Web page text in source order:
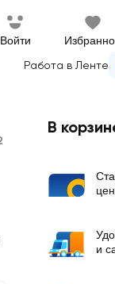
Войти
Работа в Ленте
В
и